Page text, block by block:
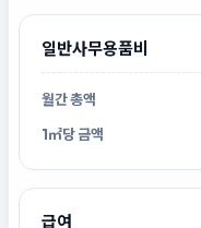
일반사무용품비
급여